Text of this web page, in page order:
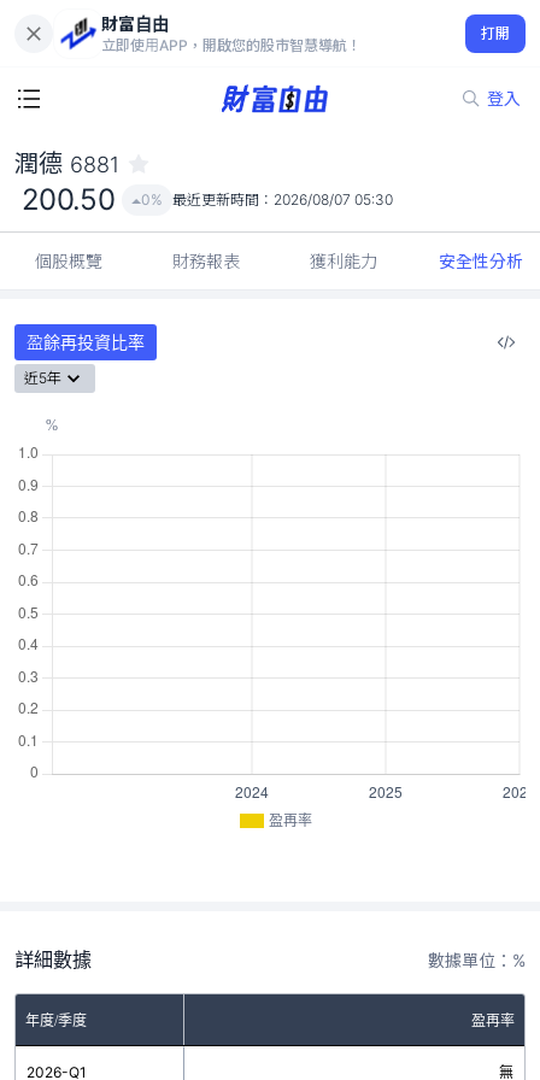
財富自由
立即使用APP，開啟您的股市智慧導航！
打開
登入
200.50
0%
潤德 6881
200.50 0% 最近更新時間： 2026/08/07 05:30
個股概覽 財務報表 獲利能力 安全性分析
盈餘再投資比率
近5年
盈再率
詳細數據 數據單位：%
年度/季度 盈再率
2026-Q1 無